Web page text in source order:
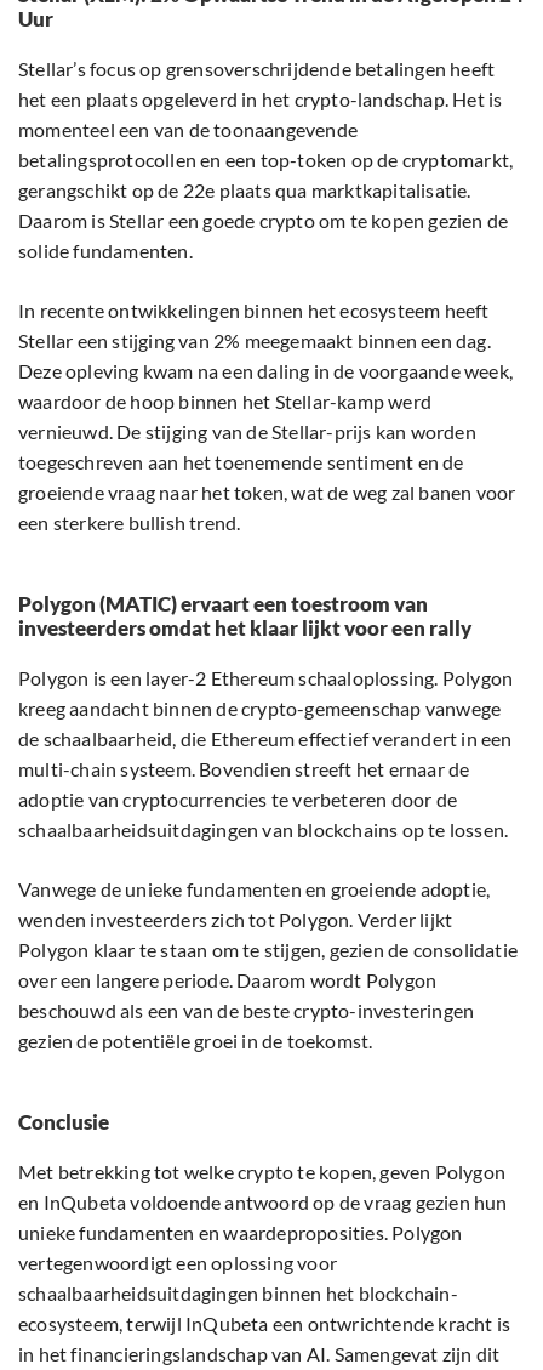
Uur
Stellar’s focus op grensoverschrijdende betalingen heeft
het een plaats opgeleverd in het crypto-landschap. Het is
momenteel een van de toonaangevende
betalingsprotocollen en een top-token op de cryptomarkt,
gerangschikt op de 22e plaats qua marktkapitalisatie.
Daarom is Stellar een goede crypto om te kopen gezien de
solide fundamenten.
In recente ontwikkelingen binnen het ecosysteem heeft
Stellar een stijging van 2% meegemaakt binnen een dag.
Deze opleving kwam na een daling in de voorgaande week,
waardoor de hoop binnen het Stellar-kamp werd
vernieuwd. De stijging van de Stellar-prijs kan worden
toegeschreven aan het toenemende sentiment en de
groeiende vraag naar het token, wat de weg zal banen voor
een sterkere bullish trend.
Polygon (MATIC) ervaart een toestroom van
investeerders omdat het klaar lijkt voor een rally
Polygon is een layer-2 Ethereum schaaloplossing. Polygon
kreeg aandacht binnen de crypto-gemeenschap vanwege
de schaalbaarheid, die Ethereum effectief verandert in een
multi-chain systeem. Bovendien streeft het ernaar de
adoptie van cryptocurrencies te verbeteren door de
schaalbaarheidsuitdagingen van blockchains op te lossen.
Vanwege de unieke fundamenten en groeiende adoptie,
wenden investeerders zich tot Polygon. Verder lijkt
Polygon klaar te staan om te stijgen, gezien de consolidatie
over een langere periode. Daarom wordt Polygon
beschouwd als een van de beste crypto-investeringen
gezien de potentiële groei in de toekomst.
Conclusie
Met betrekking tot welke crypto te kopen, geven Polygon
en InQubeta voldoende antwoord op de vraag gezien hun
unieke fundamenten en waardeproposities. Polygon
vertegenwoordigt een oplossing voor
schaalbaarheidsuitdagingen binnen het blockchain-
ecosysteem, terwijl InQubeta een ontwrichtende kracht is
in het financieringslandschap van AI. Samengevat zijn dit